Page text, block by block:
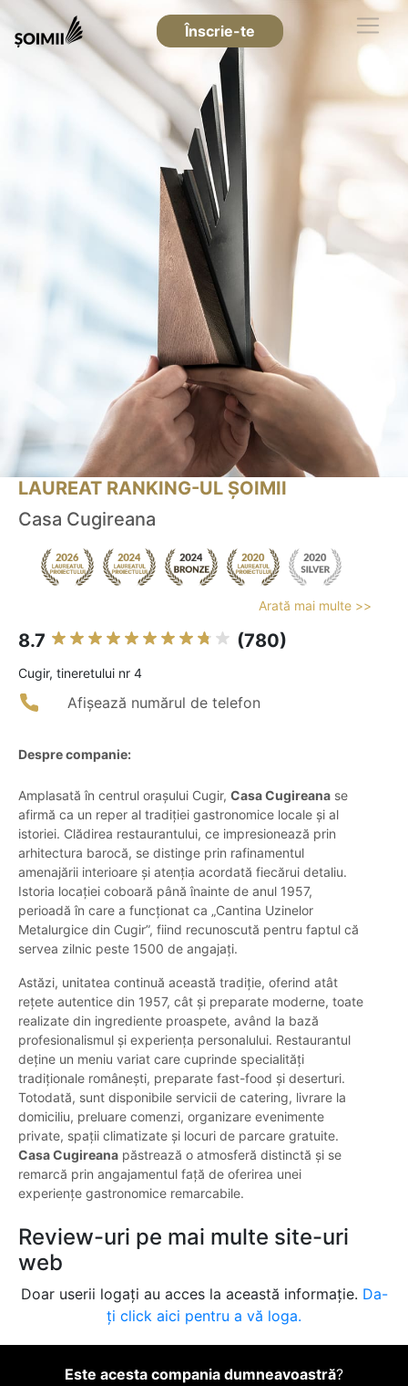
Înscrie-te
LAUREAT RANKING-UL ȘOIMII
Casa Cugireana
Arată mai multe >>
8.7 (780)
Cugir, tineretului nr 4
Afișează numărul de telefon
Despre companie:
Amplasată în centrul orașului Cugir, Casa Cugireana se
afirmă ca un reper al tradiției gastronomice locale și al
istoriei. Clădirea restaurantului, ce impresionează prin
arhitectura barocă, se distinge prin rafinamentul
amenajării interioare și atenția acordată fiecărui detaliu.
Istoria locației coboară până înainte de anul 1957,
perioadă în care a funcționat ca „Cantina Uzinelor
Metalurgice din Cugir”, fiind recunoscută pentru faptul că
servea zilnic peste 1500 de angajați.
Astăzi, unitatea continuă această tradiție, oferind atât
rețete autentice din 1957, cât și preparate moderne, toate
realizate din ingrediente proaspete, având la bază
profesionalismul și experiența personalului. Restaurantul
deține un meniu variat care cuprinde specialități
tradiționale românești, preparate fast-food și deserturi.
Totodată, sunt disponibile servicii de catering, livrare la
domiciliu, preluare comenzi, organizare evenimente
private, spații climatizate și locuri de parcare gratuite.
Casa Cugireana păstrează o atmosferă distinctă și se
remarcă prin angajamentul față de oferirea unei
experiențe gastronomice remarcabile.
Review-uri pe mai multe site-uri
web
Doar userii logați au acces la această informație. Da-
ți click aici pentru a vă loga.
Este acesta compania dumneavoastră?